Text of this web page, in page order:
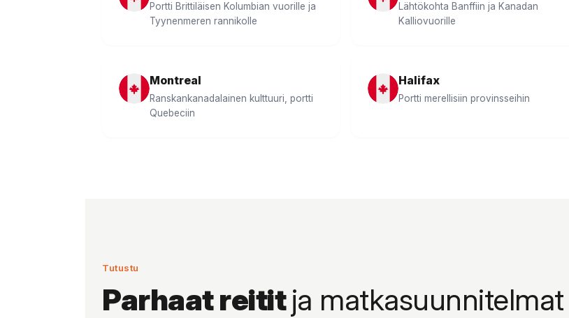
Portti Brittiläisen Kolumbian vuorille ja
Tyynenmeren rannikolle
Lähtökohta Banffiin ja Kanadan
Kalliovuorille
Montreal
Ranskankanadalainen kulttuuri, portti
Quebeciin
Halifax
Portti merellisiin provinsseihin
Tutustu
Parhaat reititja matkasuunnitelmat